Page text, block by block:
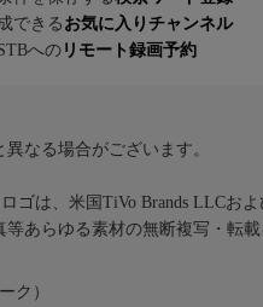
できるお気に入りチャンネル
への リモート録画予約
なる場合がございます。
ゴは、米国TiVo Brands LLCお
あらゆる素材の無断複写・転載
ク）